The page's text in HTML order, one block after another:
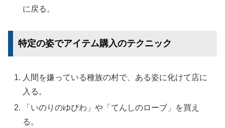
に戻る。
特定の姿でアイテム購入のテクニック
人間を嫌っている種族の村で、ある姿に化けて店に
入る。
「いのりのゆびわ」や「てんしのローブ」を買え
る。